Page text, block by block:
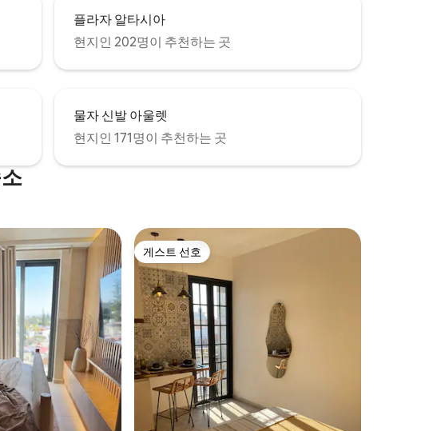
플라자 알타시아
현지인 202명이 추천하는 곳
물자 신발 아울렛
현지인 171명이 추천하는 곳
게스트 선호
게스트 선호